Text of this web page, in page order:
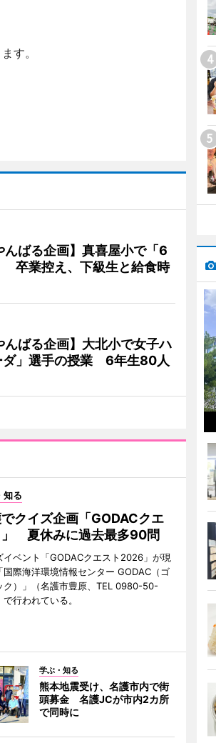
す。
んばる企画】真喜屋小で「6
卒業控え、下級生と給食時
んばる企画】大北小で女子ハ
ダ」選手の授業 6年生80人
知る
クイズ企画「GODACクエ
」 夏休みに過去最多90問
イベント「GODACクエスト2026」が現
国際海洋環境情報センター GODAC（ゴ
ク）」（名護市豊原、TEL 0980-50-
で行われている。
学ぶ・知る
熊本地震受け、名護市内で街
頭募金 名護JCが市内2カ所
で同時に